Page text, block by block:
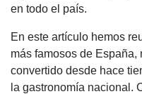
en todo el país.
En este artículo hemos
más famosos de
convertido desde hace
la gastronomía nacional.